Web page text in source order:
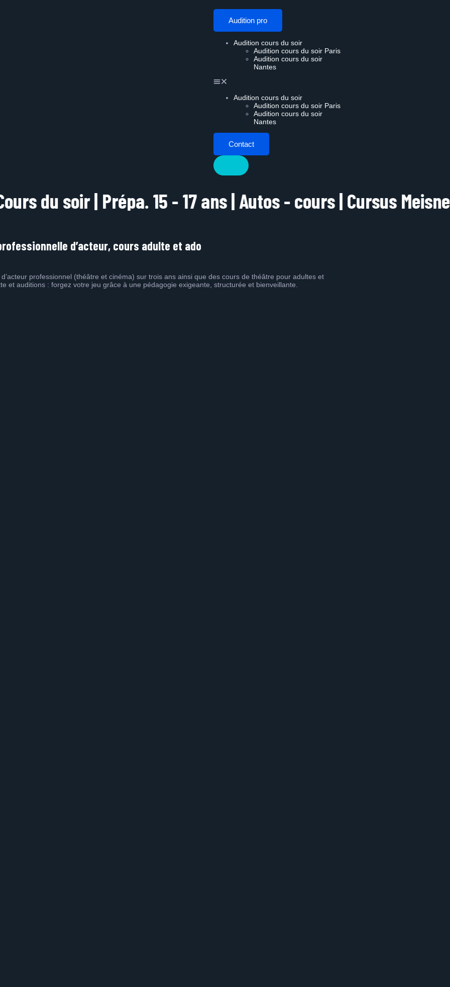
Audition pro
Audition cours du soir
Audition cours du soir Paris
Audition cours du soir
Nantes
Audition cours du soir
Audition cours du soir Paris
Audition cours du soir
Nantes
Contact
Prépa. 15 - 17 ans | Autos - cours | Cursus Meisner | Masters
d’acteur, cours adulte et ado
professionnel (théâtre et cinéma) sur trois ans ainsi que des cours de théâtre pour adultes et
et auditions : forgez votre jeu grâce à une pédagogie exigeante, structurée et bienveillante.